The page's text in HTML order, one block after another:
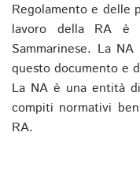
Regolamento e delle
lavoro della RA è
Sammarinese. La
questo documento e
La NA è una entità
compiti normativi
RA.